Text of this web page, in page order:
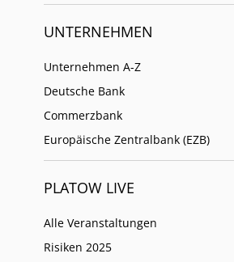
UNTERNEHMEN
Unternehmen A-Z
Deutsche Bank
Commerzbank
Europäische Zentralbank (EZB)
PLATOW LIVE
Alle Veranstaltungen
Risiken 2025